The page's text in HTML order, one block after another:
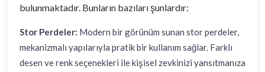
bulunmaktadır. Bunların bazıları şunlardır:
Stor Perdeler: Modern bir görünüm sunan stor perdeler,
mekanizmalı yapılarıyla pratik bir kullanım sağlar. Farklı
desen ve renk seçenekleri ile kişisel zevkinizi yansıtmanıza